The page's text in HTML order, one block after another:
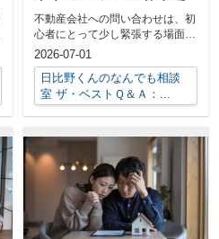
順
不動産会社への問い合わせは、初
心者にとって少し緊張する場面か
もしれません。どんな情報を伝え
ればよいの...
2026-07-01
日比野くんのなんでも相談
室 ザ・ベストＱ＆Ａ：...